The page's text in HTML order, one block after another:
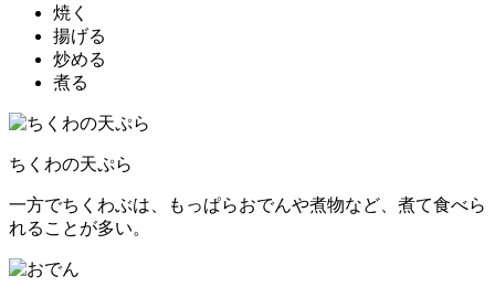
焼く
揚げる
炒める
煮る
ちくわの天ぷら
一方でちくわぶは、もっぱらおでんや煮物など、 煮て食べら
れることが多い。